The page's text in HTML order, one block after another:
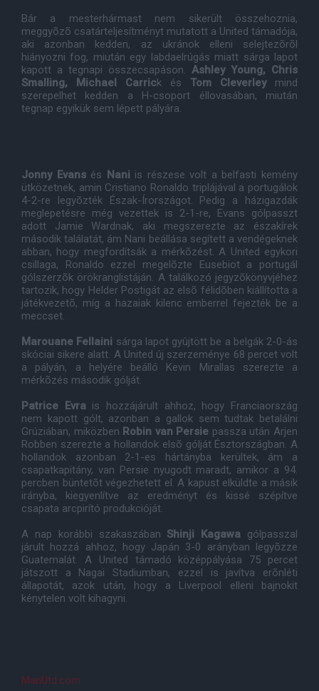
Bár a mesterhármast nem sikerült összehoznia,
meggyõzõ csatárteljesítményt mutatott a United támadója,
aki azonban kedden, az ukránok elleni selejtezõrõl
hiányozni fog, miután egy labdaelrúgás miatt sárga lapot
kapott a tegnapi összecsapáson. Ashley Young, Chris
Smalling, Michael Carrick és Tom Cleverleymind
szerepelhet kedden a H-csoport éllovasában, miután
tegnap egyikük sem lépett pályára.
Jonny Evansés Nani is részese volt a belfasti kemény
ütközetnek, amin Cristiano Ronaldo triplájával a portugálok
4-2-re legyõzték Észak-Írországot. Pedig a házigazdák
meglepetésre még vezettek is 2-1-re, Evans gólpasszt
adott Jamie Wardnak, aki megszerezte az északírek
második találatát, ám Nani beállása segített a vendégeknek
abban, hogy megfordítsák a mérkõzést. A United egykori
csillaga, Ronaldo ezzel megelõzte Eusebiot a portugál
gólszerzõk örökranglistáján. A találkozó jegyzõkönyvjéhez
tartozik, hogy Helder Postigát az elsõ félidõben kiállította a
játékvezetõ, míg a hazaiak kilenc emberrel fejezték be a
meccset.
Marouane Fellaini sárga lapot gyûjtött be a belgák 2-0-ás
skóciai sikere alatt. A United új szerzeménye 68 percet volt
a pályán, a helyére beálló Kevin Mirallas szerezte a
mérkõzés második gólját.
Patrice Evrais hozzájárult ahhoz, hogy Franciaország
nem kapott gólt, azonban a gallok sem tudtak betalálni
Grúziában, miközben Robin van Persie passza után Arjen
Robben szerezte a hollandok elsõ gólját Észtországban. A
hollandok azonban 2-1-es hártányba kerültek, ám a
csapatkapitány, van Persie nyugodt maradt, amikor a 94.
percben büntetõt végezhetett el. A kapust elküldte a másik
irányba, kiegyenlítve az eredményt és kissé szépítve
csapata arcpirító produkcióját.
A nap korábbi szakaszában Shinji Kagawa gólpasszal
járult hozzá ahhoz, hogy Japán 3-0 arányban legyõzze
Guatemalát. A United támadó középpályása 75 percet
játszott a Nagai Stadiumban, ezzel is javítva erõnléti
állapotát, azok után, hogy a Liverpool elleni bajnokit
kénytelen volt kihagyni.
ManUtd.com